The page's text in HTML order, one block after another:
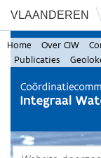
VLAANDEREN
Zoek
Home Over CIW
Publicaties